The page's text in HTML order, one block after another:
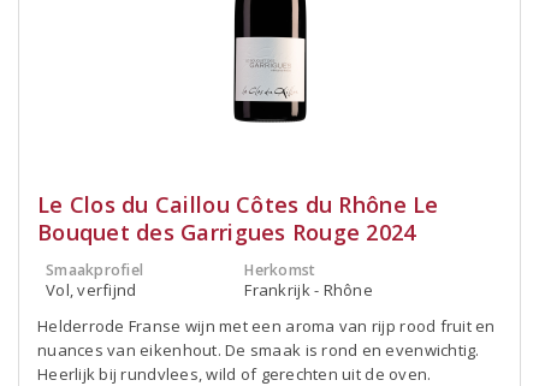
Le Clos du Caillou Côtes du Rhône Le
Bouquet des Garrigues Rouge 2024
Smaakprofiel
Vol, verfijnd
Herkomst
Frankrijk - Rhône
Helderrode Franse wijn met een aroma van rijp rood fruit en
nuances van eikenhout. De smaak is rond en evenwichtig.
Heerlijk bij rundvlees, wild of gerechten uit de oven.